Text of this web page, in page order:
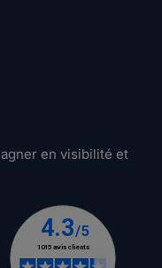
en visibilité et